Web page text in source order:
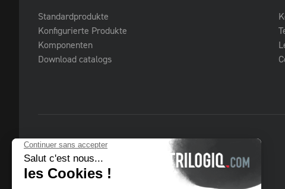
Standardprodukte
Konfigurierte Produkte
Komponenten
Download catalogs